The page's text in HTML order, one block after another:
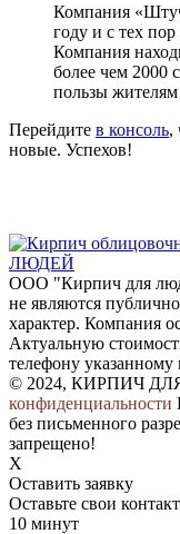
Компания
году и с тех
Компания
более чем 2000
пользы жителям
Перейдите в консоль,
новые. Успехов!
ООО "Кирпич для
не являются
характер. Компания
Актуальную
телефону указанному
© 2024, КИРПИЧ
конфиденциальности
без письменного
запрещено!
X
Оставить заявку
Оставьте свои
10 минут